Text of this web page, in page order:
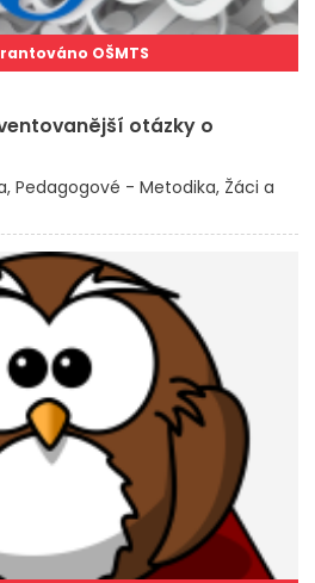
OŠMTS
otázky o
Pedagogové - Metodika Žáci a